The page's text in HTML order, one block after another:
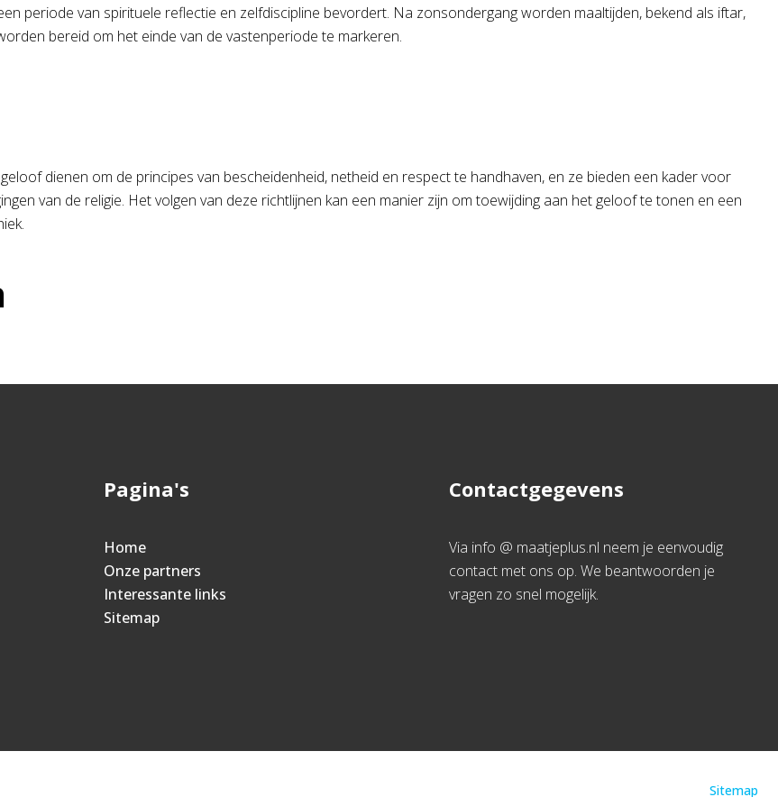
periode van spirituele reflectie en zelfdiscipline bevordert. Na zonsondergang worden maaltijden, bekend als iftar,
bereid om het einde van de vastenperiode te markeren.
dienen om de principes van bescheidenheid, netheid en respect te handhaven, en ze bieden een kader voor
van de religie. Het volgen van deze richtlijnen kan een manier zijn om toewijding aan het geloof te tonen en een
Pagina's
Home
Onze partners
Interessante links
Sitemap
Contactgegevens
Via info @ maatjeplus.nl neem je eenvoudig
contact met ons op. We beantwoorden je
vragen zo snel mogelijk.
Sitemap